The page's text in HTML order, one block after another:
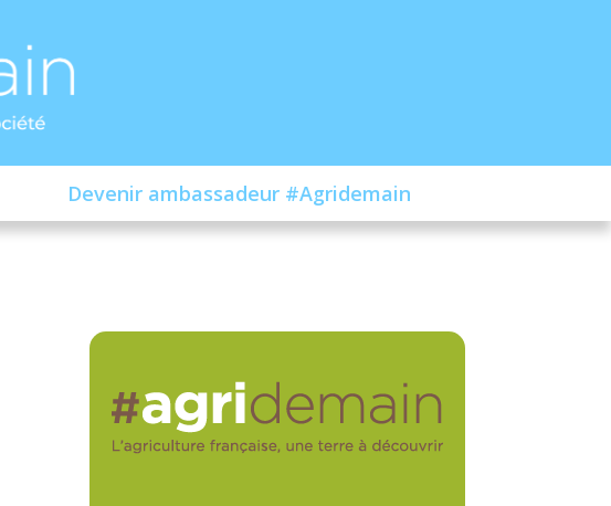
Devenir ambassadeur #Agridemain